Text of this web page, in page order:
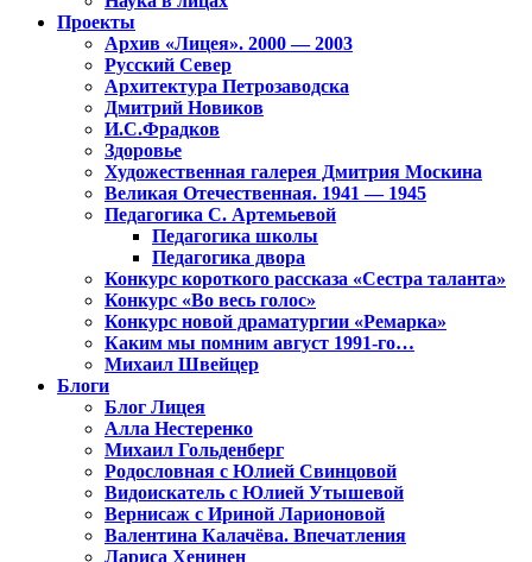
Проекты
Архив «Лицея». 2000 — 2003
Русский Север
Архитектура Петрозаводска
Дмитрий Новиков
И.С.Фрадков
Здоровье
Художественная галерея Дмитрия Москина
Великая Отечественная. 1941 — 1945
Педагогика С. Артемьевой
Педагогика школы
Педагогика двора
Конкурс короткого рассказа «Сестра таланта»
Конкурс «Во весь голос»
Конкурс новой драматургии «Ремарка»
Каким мы помним август 1991-го…
Михаил Швейцер
Блоги
Блог Лицея
Алла Нестеренко
Михаил Гольденберг
Родословная с Юлией Свинцовой
Видоискатель с Юлией Утышевой
Вернисаж с Ириной Ларионовой
Валентина Калачёва. Впечатления
Лариса Хенинен